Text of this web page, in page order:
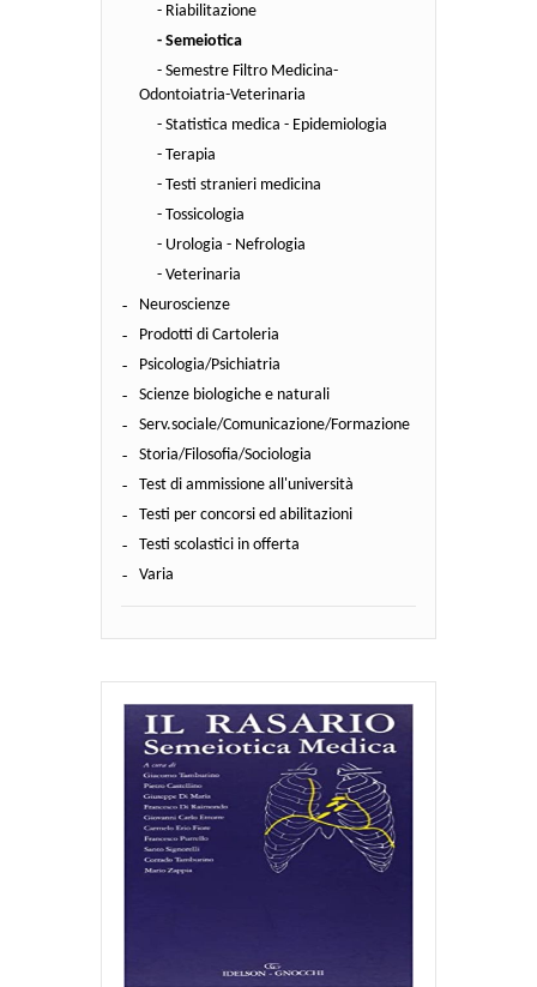
- Riabilitazione
- Semeiotica
- Semestre Filtro Medicina-
Odontoiatria-Veterinaria
- Statistica medica - Epidemiologia
- Terapia
- Testi stranieri medicina
- Tossicologia
- Urologia - Nefrologia
- Veterinaria
Neuroscienze
Prodotti di Cartoleria
Psicologia/Psichiatria
Scienze biologiche e naturali
Serv.sociale/Comunicazione/Formazione
Storia/Filosofia/Sociologia
Test di ammissione all'università
Testi per concorsi ed abilitazioni
Testi scolastici in offerta
Varia